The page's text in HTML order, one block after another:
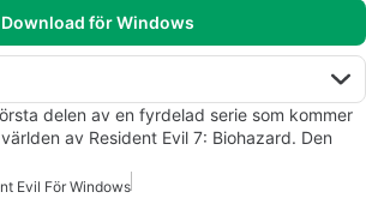
Download för Windows
delen av en fyrdelad serie som kommer
av Resident Evil 7: Biohazard. Den
Evil För Windows